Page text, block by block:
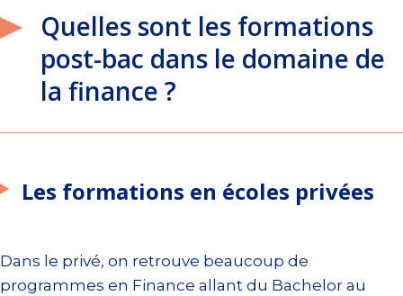
Quelles sont les formations
post-bac dans le domaine de
la finance ?
Les formations en écoles privées
Dans le privé, on retrouve beaucoup de
programmes en Finance allant du Bachelor au